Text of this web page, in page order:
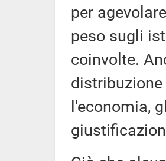
per
peso sugli
coinvolte.
l'economia,